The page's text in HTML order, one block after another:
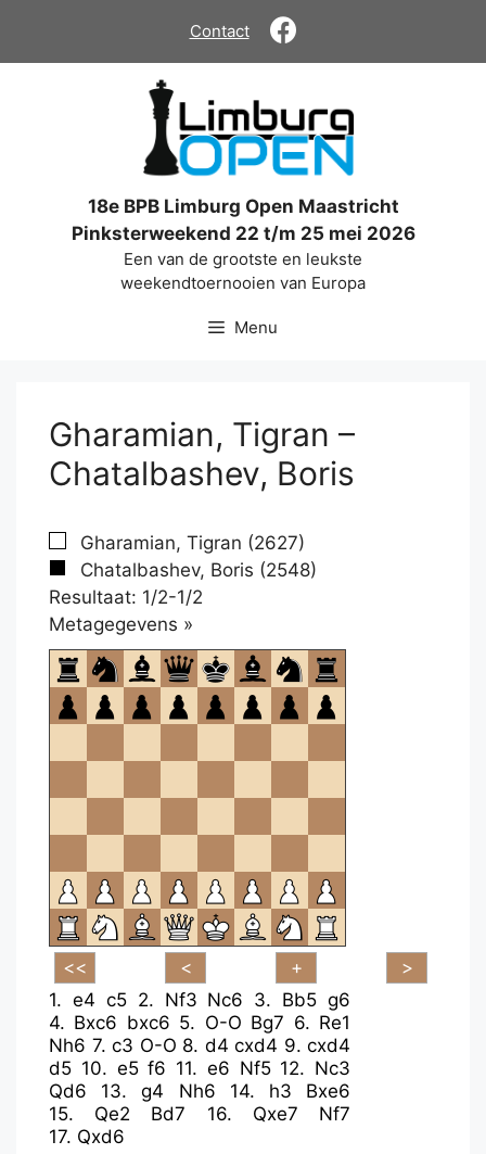
de
Contact
18e BPB Limburg Open Maastricht
Pinksterweekend 22 t/m 25 mei 2026
Een van de grootste en leukste
weekendtoernooien van Europa
Menu
Gharamian, Tigran –
Chatalbashev, Boris
Gharamian, Tigran (2627)
Chatalbashev, Boris (2548)
Resultaat: 1/2-1/2
Metagegevens »
om
te
openen.
1. e4 c5 2. Nf3 Nc6 3. Bb5 g6
4. Bxc6 bxc6 5. O-O Bg7 6. Re1
Nh6 7. c3 O-O 8. d4 cxd4 9. cxd4
d5 10. e5 f6 11. e6 Nf5 12. Nc3
Qd6
13.g4 Nh6 14. h3
Bxe6
15. Qe2 Bd7 16. Qxe7
Nf7
17. Qxd6